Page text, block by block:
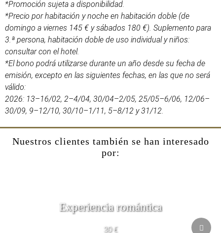
*Promoción sujeta a disponibilidad.
*Precio por habitación y noche en habitación doble (de
domingo a viernes 145 € y sábados 180 €). Suplemento para
3.ª persona, habitación doble de uso individual y niños:
consultar con el hotel.
*El bono podrá utilizarse durante un año desde su fecha de
emisión, excepto en las siguientes fechas, en las que no será
válido:
2026: 13–16/02, 2–4/04, 30/04–2/05, 25/05–6/06, 12/06–
30/09, 9–12/10, 30/10–1/11, 5–8/12 y 31/12.
Nuestros clientes también se han interesado
por:
Experiencia romántica
30 €